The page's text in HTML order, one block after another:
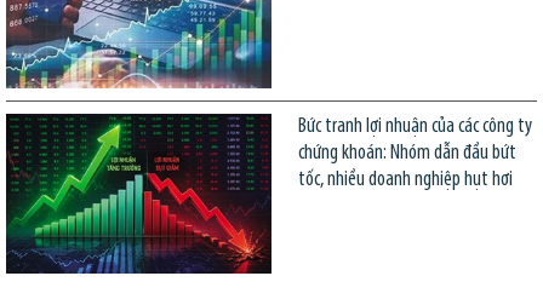
Bức tranh lợi nhuận của các công ty
chứng khoán: Nhóm dẫn đầu bứt
tốc, nhiều doanh nghiệp hụt hơi